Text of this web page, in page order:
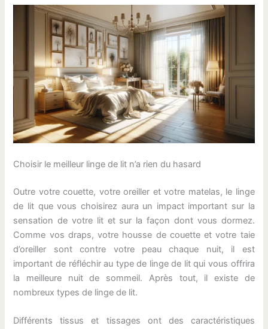
Choisir le meilleur linge de lit n’a rien du hasard
Outre votre couette, votre oreiller et votre matelas, le linge
de lit que vous choisirez aura un impact important sur la
sensation de votre lit et sur la façon dont vous dormez.
Comme vos draps, votre housse de couette et votre taie
d’oreiller sont contre votre peau chaque nuit, il est
important de réfléchir au type de linge de lit qui vous offrira
la meilleure nuit de sommeil. Après tout, il existe de
nombreux types de linge de lit.
Différents tissus et tissages ont des caractéristiques